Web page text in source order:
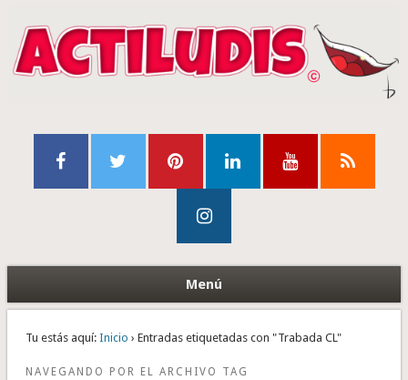
Menú
Tu estás aquí: Inicio › Entradas etiquetadas con "Trabada CL"
NAVEGANDO POR EL ARCHIVO TAG